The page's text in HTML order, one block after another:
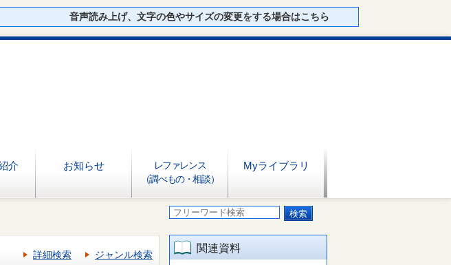
音声読み上げ、文字の色やサイズの変更をする場合はこちら
介 お知らせ
レファレンス
（調べもの・相談）
Myライブラリ
詳細検索 ジャンル検索
関連資料